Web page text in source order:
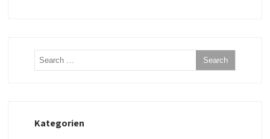
Kategorien